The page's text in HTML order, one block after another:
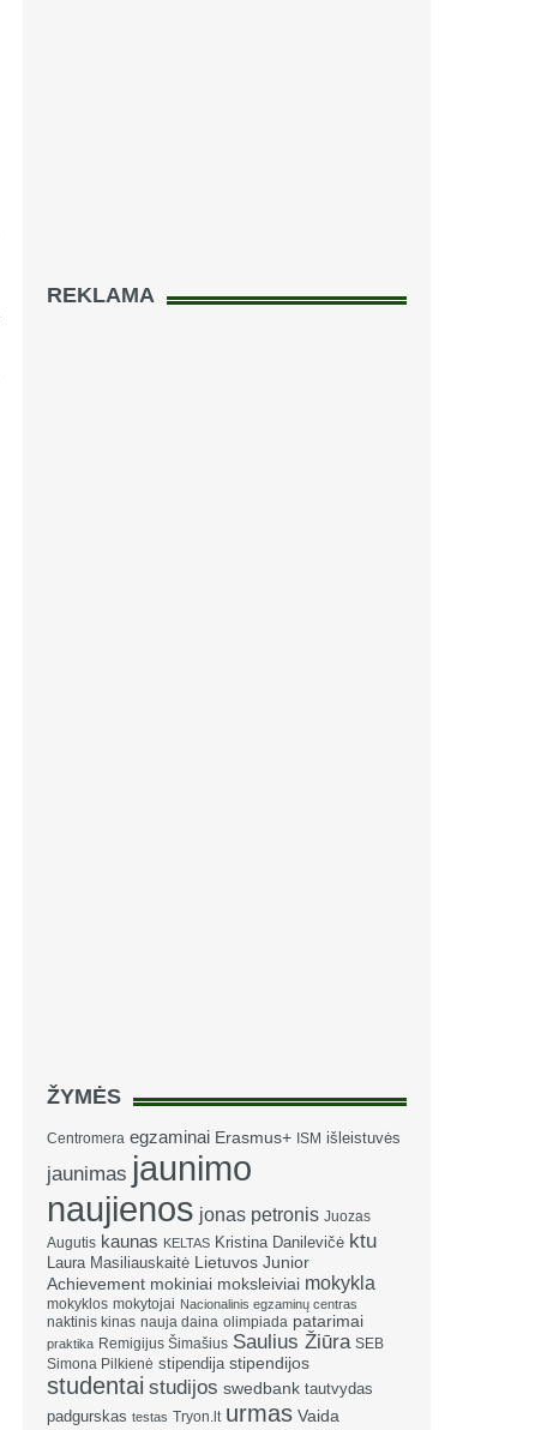
REKLAMA
ŽYMĖS
Centromera egzaminai Erasmus+ ISM išleistuvės
jaunimas jaunimo
naujienos jonas petronis Juozas
Augutis kaunas KELTAS Kristina Danilevičė ktu
Laura Masiliauskaitė Lietuvos Junior
Achievement mokiniai moksleiviai mokykla
mokyklos mokytojai Nacionalinis egzaminų centras
naktinis kinas nauja daina olimpiada patarimai
praktika Remigijus Šimašius Saulius Žiūra SEB
Simona Pilkienė stipendija stipendijos
studentai studijos swedbank tautvydas
padgurskas testas Tryon.lt urmas Vaida